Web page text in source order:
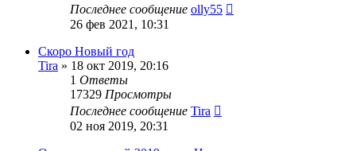
Последнее сообщение olly55
26 фев 2021, 10:31
Скоро Новый год
Tira » 18 окт 2019, 20:16
1 Ответы
17329 Просмотры
Последнее сообщение Tira
02 ноя 2019, 20:31